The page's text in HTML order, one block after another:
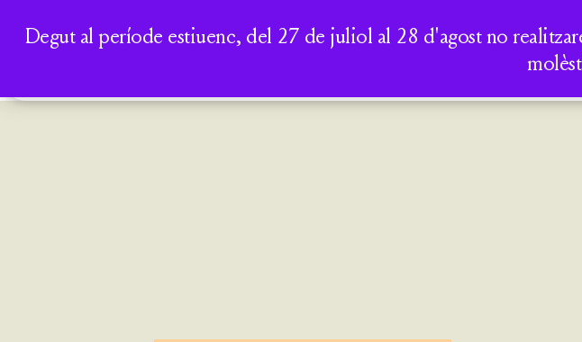
LA CASA
Degut al període estiuenc, del 27 de juliol al 28 d'agost no